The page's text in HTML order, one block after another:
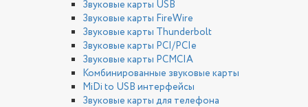
Звуковые карты USB
Звуковые карты FireWire
Звуковые карты Thunderbolt
Звуковые карты PCI/PCIe
Звуковые карты PCMCIA
Комбинированные звуковые карты
MiDi to USB интерфейсы
Звуковые карты для телефона